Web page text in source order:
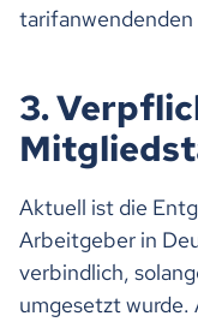
3.
Aktuell ist die
Arbeitgeber in
verbindlich,
umgesetzt wurde.